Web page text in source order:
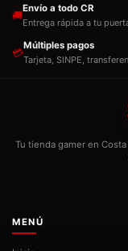
🚚
Envío a todo CR
Entrega rápida a tu
💳
Múltiples pagos
Tarjeta, SINPE,
Tu tienda gamer en
MENÚ